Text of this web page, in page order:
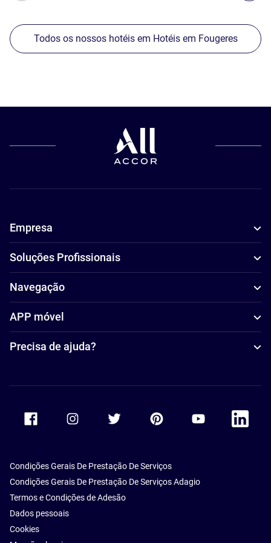
Todos os nossos hotéis em Hotéis em Fougeres
Empresa
Soluções Profissionais
Navegação
APP móvel
Precisa de ajuda?
Accor Facebook Accor TwitterAccor PinterestAccor Youtube
Accor
Condições Gerais De Prestação De Serviços
Condições Gerais De Prestação De Serviços Adagio
Termos e Condições de Adesão
Dados pessoais
Cookies